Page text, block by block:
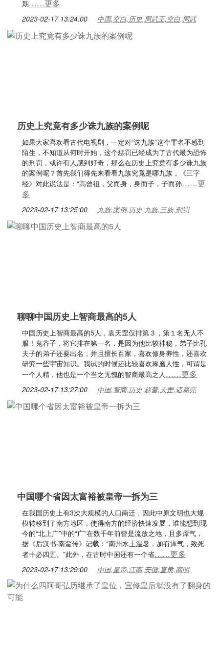
期……更多
2023-02-17 13:24:00 中国,空白,历史,周武王,空白,周武
历史上究竟有多少诛九族的案例呢
如果大家喜欢看古代电视剧，一定对“诛九族”这个罪名不感到
陌生，不知道从何时开始，这个惩罚已经成为了古代最为恐怖
的刑罚，或许有人感到好奇，那么在历史上究竟有多少诛九族
的案例呢？首先我们得先来看看九族究竟是哪九族，《三字
经》对此说法是：“高曾祖，父而身，身而子，子而孙……更
多
2023-02-17 13:25:00 九族,案例,历史,九族,三族,刑罚
聊聊中国历史上智商最高的5人
中国历史上智商最高的5人，袁天罡仅排第３，第１名无人不
服！鬼谷子，将它排在第一名，是因为他比较神秘，弟子比孔
夫子的弟子还要出名，并且擅长百家，喜欢修身养性，还喜欢
研究一些宇宙知识。我试的时候还比较喜欢琢磨人性，可谓是
一个人精，他也是一个当之无愧的智商最高之人……更多
2023-02-17 13:27:00 中国,智商,历史,赵普,天罡,诸葛亮
中国哪个省因太富裕被皇帝一拆为三
在我国历史上有3次大规模的人口南迁，因此中原文明也大规
模转移到了南方地区，使得南方的经济快速发展，谁能想到现
今的“北上广”中的“广”在数千年前曾是流放之地，且多瘴气，
据《后汉书·南蛮传》记载：“南州水土温暑，加有瘴气，致死
者十必四五。”此外，在古时中国还有一个省……更多
2023-02-17 13:29:00 中国,皇帝,江南,安徽,直隶,南明